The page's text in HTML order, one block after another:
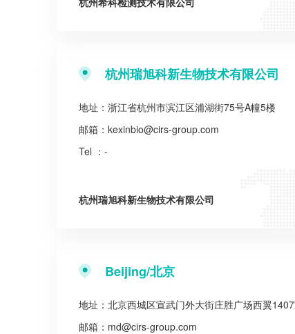
杭州瑞旭科新生物技术有限公司
地址：浙江省杭州市滨江区浦湖街75号A幢5楼
邮箱： kexinbio@cirs-group.com
Tel ：-
杭州瑞旭科新生物技术有限公司
Beijing/北京
地址：北京西城区宣武门外大街庄胜广场西翼
邮箱： md@cirs-group.com